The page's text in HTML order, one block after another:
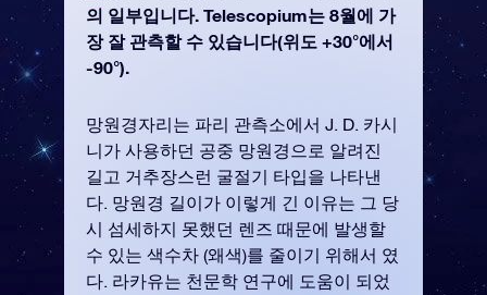
의 일부입니다. Telescopium는 8월에 가
장 잘 관측할 수 있습니다(위도 +30°에서
-90°).
망원경자리는 파리 관측소에서 J. D. 카시
니가 사용하던 공중 망원경으로 알려진
길고 거추장스런 굴절기 타입을 나타낸
다. 망원경 길이가 이렇게 긴 이유는 그 당
시 섬세하지 못했던 렌즈 때문에 발생할
수 있는 색수차 (왜색)를 줄이기 위해서 였
다. 라카유는 천문학 연구에 도움이 되었